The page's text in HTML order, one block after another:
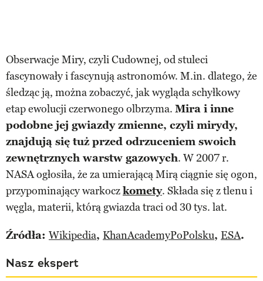
Obserwacje Miry, czyli Cudownej, od stuleci
fascynowały i fascynują astronomów. M.in. dlatego, że
śledząc ją, można zobaczyć, jak wygląda schyłkowy
etap ewolucji czerwonego olbrzyma. Mira i inne
podobne jej gwiazdy zmienne, czyli mirydy,
znajdują się tuż przed odrzuceniem swoich
zewnętrznych warstw gazowych. W 2007 r.
NASA ogłosiła, że za umierającą Mirą ciągnie się ogon,
przypominający warkoczkomety. Składa się z tlenu i
węgla, materii, którą gwiazda traci od 30 tys. lat.
Źródła: Wikipedia, KhanAcademyPoPolsku, ESA.
Nasz ekspert